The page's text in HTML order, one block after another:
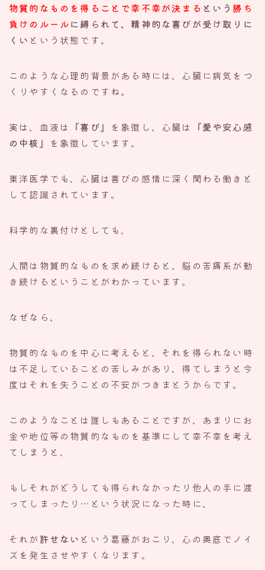
物質的なものを得ることで幸不幸が決まる という 勝ち
負けのルールに縛られて、精神的な喜びが受け取りに
くい という状態です。
このような心理的背景がある時には、心臓に病気をつ
くりやすくなるのですね。
実は、血液は 『喜び』 を象徴し、心臓は
『愛や安心感
の中核』 を象徴しています。
東洋医学でも、心臓は喜びの感情に深く関わる働きと
して認識されています。
科学的な裏付けとしても、
人間は物質的なものを求め続けると、脳の苦痛系が動
き続けるということがわかっています。
なぜなら、
物質的なものを中心に考えると、それを得られない時
は不足していることの苦しみがあり、得てしまうと今
度はそれを失うことの不安がつきまとうからです。
このようなことは誰しもあることですが、あまりにお
金や地位等の物質的なものを基準にして幸不幸を考え
てしまうと、
もしそれがどうしても得られなかったり他人の手に渡
ってしまったり…という状況になった時に、
それが許せない という葛藤がおこり、心の奥底でノイ
ズを発生させやすくなります。